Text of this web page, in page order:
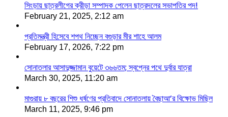
সিংড়ায় ছাত্রলীগের ক্রীড়া সম্পাদক পেলেন ছাত্রদলের সভাপতির পদ!
February 21, 2025, 2:12 am
প্রতিমন্ত্রী হিসেবে শপথ নিচ্ছেন বগুড়ার মীর শাহে আলম
February 17, 2026, 7:22 pm
সোনাতলার আসাদুজ্জামান বুয়েটে ৩৬৬তম; স্বপ্নের পথে দুর্বার যাত্রা
March 30, 2025, 11:20 am
মাগুরায় ৮ বছরের শিশু ধর্ষণের প্রতিবাদে সোনাতলায় বৈছাআ’র বিক্ষোভ মিছিল
March 11, 2025, 9:46 pm